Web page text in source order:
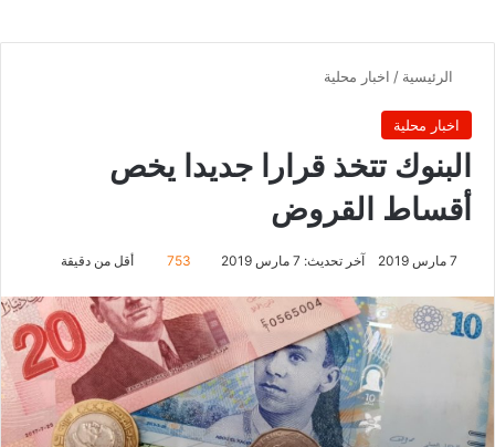
الرئيسية / اخبار محلية
اخبار محلية
البنوك تتخذ قرارا جديدا يخص
أقساط القروض
7 مارس 2019 آخر تحديث: 7 مارس 2019 753 أقل من دقيقة